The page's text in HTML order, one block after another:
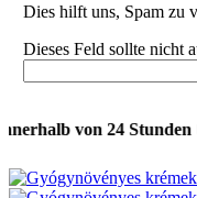
Dies hilft uns, Spam zu
Dieses Feld sollte nicht
von 24 Stunden 📦